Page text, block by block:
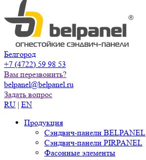
Белгород
+7 (4722) 59 98 53
Вам перезвонить?
belpanel@belpanel.ru
Задать вопрос
RU | EN
Продукция
Сэндвич-панели BELPANEL
Сэндвич-панели PIRPANEL
Фасонные элементы